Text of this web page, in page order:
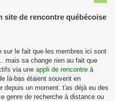
site de rencontre québécoise
sur le fait que les membres ici sont
mais sa change rien au fait que
via une appli de rencontre à
là-bas étaient souvent en
depuis un moment. t'as déjà eu des
genre de recherche à distance ou